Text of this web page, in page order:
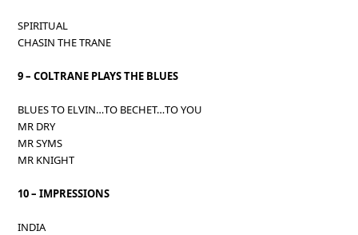
SPIRITUAL
CHASIN THE TRANE
9 – COLTRANE PLAYS THE BLUES
BLUES TO ELVIN…TO BECHET…TO YOU
MR DRY
MR SYMS
MR KNIGHT
10 – IMPRESSIONS
INDIA